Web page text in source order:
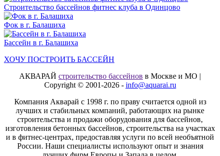
Строительство бассейнов фитнес клуба в Одинцово
Фок в г. Балашиха
Бассейн в г. Балашиха
ХОЧУ ПОСТРОИТЬ БАССЕЙН
АКВАРАЙ строительство бассейнов в Москве и МО |
Copyright © 2001-2026 - info@aquarai.ru
Компания Акварай с 1998 г. по праву считается одной из
лучших и стабильных компаний, работающих на рынке
строительства и продажи оборудования для бассейнов,
изготовления бетонных бассейнов, строительства на участках
и в фитнес-центрах, предоставляя услуги по всей необъятной
России. Наши специалисты используют опыт и знания